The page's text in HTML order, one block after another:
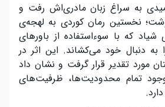
به سراغ زبان مادری‌اش رفت و
نخستین رمان کوردی به لهجه‌ی
شیاد که با سوء‌استفاده از باورهای
به دنبال خود می‌کشاند. این اثر در
مورد تقدیر قرار گرفت و نشان داد
تمام محدودیت‌ها، ظرفیت‌های